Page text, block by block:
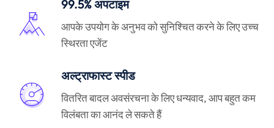
99.5% अपटाइम
आपके उपयोग के अनुभव को सुनिश्चित करने के लिए उच्च
स्थिरता एजेंट
अल्ट्राफास्ट स्पीड
वितरित बादल अवसंरचना के लिए धन्यवाद, आप बहुत कम
विलंबता का आनंद ले सकते हैं